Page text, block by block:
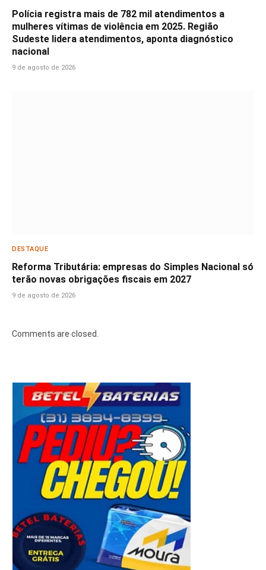
Polícia registra mais de 782 mil atendimentos a
mulheres vítimas de violência em 2025. Região
Sudeste lidera atendimentos, aponta diagnóstico
nacional
9 de agosto de 2026
DESTAQUE
Reforma Tributária: empresas do Simples Nacional só
terão novas obrigações fiscais em 2027
9 de agosto de 2026
Comments are closed.